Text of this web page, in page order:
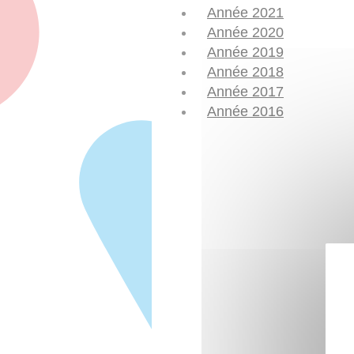
Année 2021
Année 2020
Année 2019
Année 2018
Année 2017
Année 2016